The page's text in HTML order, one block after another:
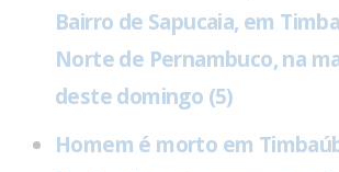
Bairro de Sapucaia, em
Norte de Pernambuco, na
deste domingo (5)
Homem é morto em